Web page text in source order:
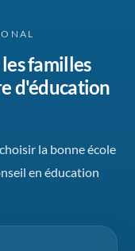
familles
d'éducation
la bonne école
en éducation